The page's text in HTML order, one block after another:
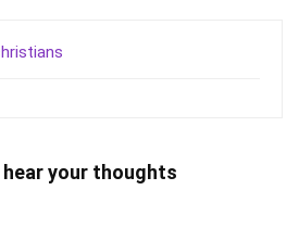
hear your thoughts